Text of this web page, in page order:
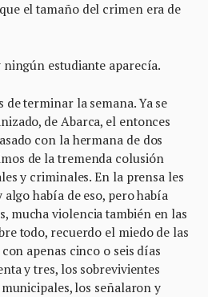
el tamaño del crimen era de
estudiante aparecía.
de terminar la semana. Ya se
de Abarca, el entonces
con la hermana de dos
de la tremenda colusión
y criminales. En la prensa les
había de eso, pero había
mucha violencia también en las
todo, recuerdo el miedo de las
apenas cinco o seis días
y tres, los sobrevivientes
los señalaron y